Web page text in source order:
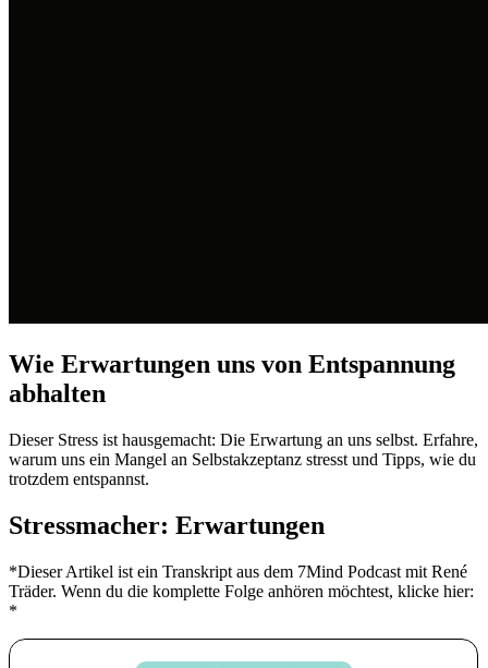
Wie Erwartungen uns von Entspannung
abhalten
Dieser Stress ist hausgemacht: Die Erwartung an uns selbst. Erfahre,
warum uns ein Mangel an Selbstakzeptanz stresst und Tipps, wie du
trotzdem entspannst.
Stressmacher: Erwartungen
*Dieser Artikel ist ein Transkript aus dem 7Mind Podcast mit René
Träder. Wenn du die komplette Folge anhören möchtest, klicke hier:
*